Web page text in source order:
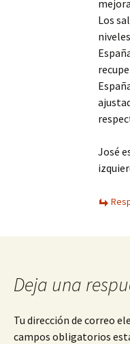
Los
José
Deja una
Tu dirección de correo
campos obligatorios